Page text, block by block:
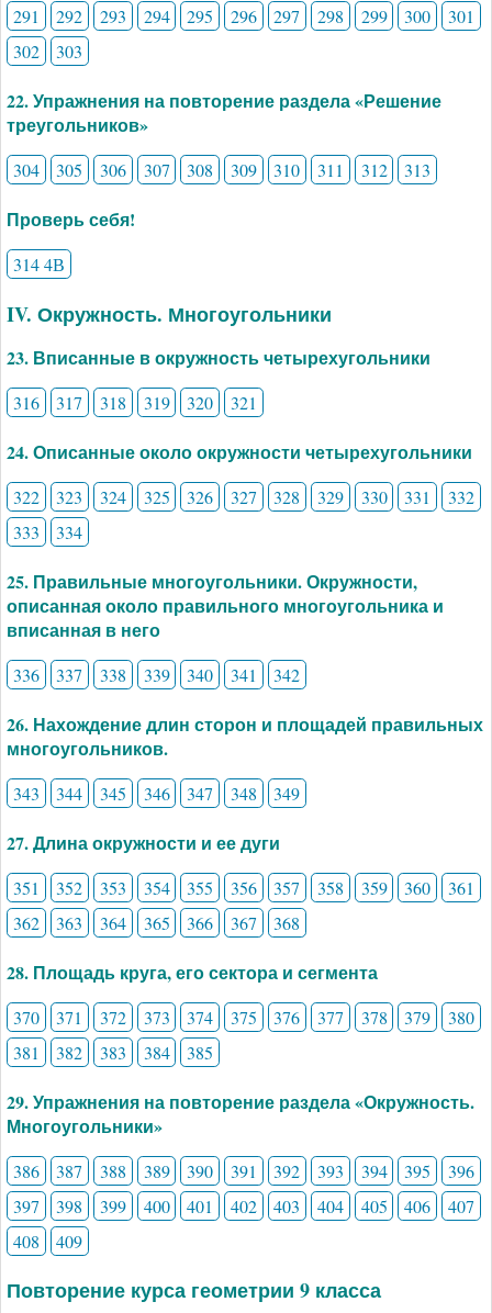
291
292 293 294 295 296 297 298 299 300
301
302
303
22. Упражнения на повторение раздела «Решение
треугольников»
304 305 306 307 308 309 310 311 312 313
Проверь себя!
314 4В
IV. Окружность. Многоугольники
23. Вписанные в окружность четырехугольники
316 317 318 319 320 321
24. Описанные около окружности четырехугольники
322 323 324 325 326 327 328 329 330 331
332
333
334
25. Правильные многоугольники. Окружности,
описанная около правильного многоугольника и
вписанная в него
336 337 338 339 340 341 342
26. Нахождение длин сторон и площадей правильных
многоугольников.
343 344 345 346 347 348 349
27. Длина окружности и ее дуги
351 352 353 354 355 356 357 358 359 360
361
362
363 364 365 366 367 368
28. Площадь круга, его сектора и сегмента
370 371 372 373 374 375 376 377 378 379
380
381
382 383 384 385
29. Упражнения на повторение раздела «Окружность.
Многоугольники»
386 387 388 389 390 391 392 393 394 395
396
397
398 399 400 401 402 403 404 405 406
407
408
409
Повторение курса геометрии 9 класса